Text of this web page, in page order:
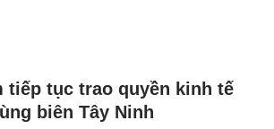
tiếp tục trao quyền kinh tế
biên Tây Ninh